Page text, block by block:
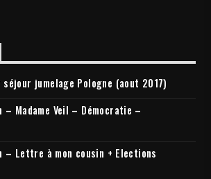
jumelage Pologne (aout 2017)
– Madame Veil – Démocratie –
– Lettre à mon cousin + Elections